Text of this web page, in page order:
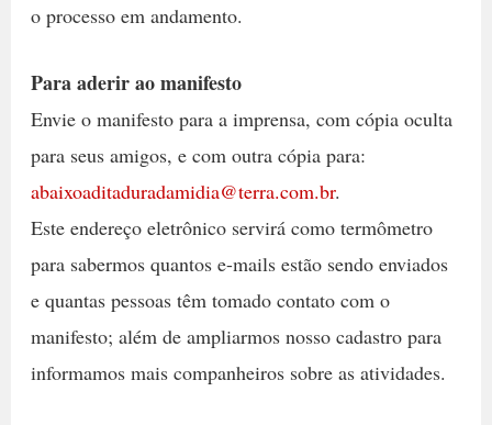
o processo em andamento.
Para aderir ao manifesto
Envie o manifesto para a imprensa, com cópia oculta
para seus amigos, e com outra cópia para:
abaixoaditaduradamidia@terra.com.br.
Este endereço eletrônico servirá como termômetro
para sabermos quantos e-mails estão sendo enviados
e quantas pessoas têm tomado contato com o
manifesto; além de ampliarmos nosso cadastro para
informamos mais companheiros sobre as atividades.